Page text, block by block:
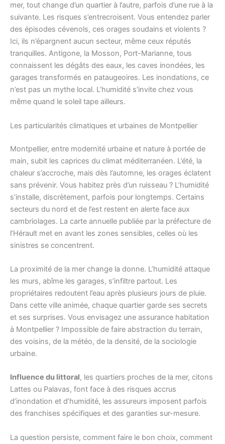
mer, tout change d’un quartier à l’autre, parfois d’une rue à la
suivante. Les risques s’entrecroisent. Vous entendez parler
des épisodes cévenols, ces orages soudains et violents ?
Ici, ils n’épargnent aucun secteur, même ceux réputés
tranquilles. Antigone, la Mosson, Port-Marianne, tous
connaissent les dégâts des eaux, les caves inondées, les
garages transformés en pataugeoires. Les inondations, ce
n’est pas un mythe local. L’humidité s’invite chez vous
même quand le soleil tape ailleurs.
Les particularités climatiques et urbaines de Montpellier
Montpellier, entre modernité urbaine et nature à portée de
main, subit les caprices du climat méditerranéen. L’été, la
chaleur s’accroche, mais dès l’automne, les orages éclatent
sans prévenir. Vous habitez près d’un ruisseau ? L’humidité
s’installe, discrètement, parfois pour longtemps. Certains
secteurs du nord et de l’est restent en alerte face aux
cambriolages. La carte annuelle publiée par la préfecture de
l’Hérault met en avant les zones sensibles, celles où les
sinistres se concentrent.
La proximité de la mer change la donne. L’humidité attaque
les murs, abîme les garages, s’infiltre partout. Les
propriétaires redoutent l’eau après plusieurs jours de pluie.
Dans cette ville animée, chaque quartier garde ses secrets
et ses surprises. Vous envisagez une assurance habitation
à Montpellier ? Impossible de faire abstraction du terrain,
des voisins, de la météo, de la densité, de la sociologie
urbaine.
Influence du littoral, les quartiers proches de la mer, citons
Lattes ou Palavas, font face à des risques accrus
d’inondation et d’humidité, les assureurs imposent parfois
des franchises spécifiques et des garanties sur-mesure.
La question persiste, comment faire le bon choix, comment